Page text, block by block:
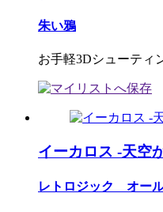
朱い鴉
お手軽3Dシューティ
イーカロス -天空
レトロジック オー